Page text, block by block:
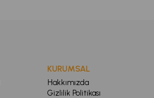
KURUMSAL
Hakkımızda
Gizlilik Politikası